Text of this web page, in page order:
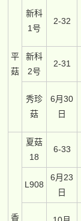
平
菇
新科
1号
2-32
新科
2号
2-31
秀珍
菇
6月30
日
香
夏菇
18
6-33
L908
6月23
日